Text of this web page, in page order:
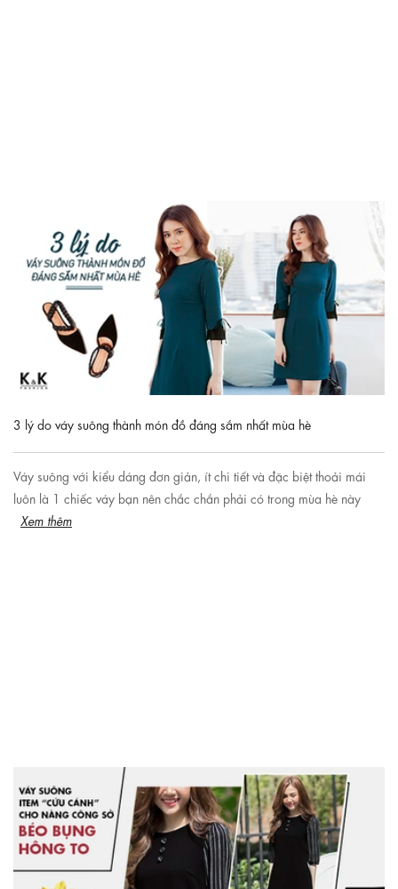
3 lý do váy suông thành món đồ đáng sắm nhất mùa hè
Váy suông với kiểu dáng đơn giản, ít chi tiết và đặc biệt thoải mái
luôn là 1 chiếc váy bạn nên chắc chắn phải có trong mùa hè này
Xem thêm